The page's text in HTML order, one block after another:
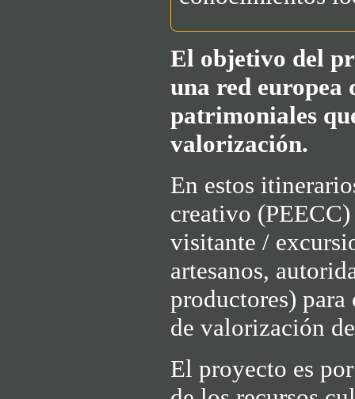
El objetivo del
una red europea
patrimoniales
valorización.
En estos
creativo
visitante /
artesanos,
productores)
de valorización
El proyecto es